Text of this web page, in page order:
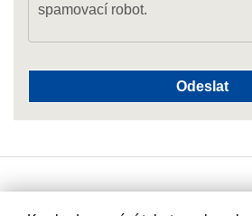
spamovací robot.